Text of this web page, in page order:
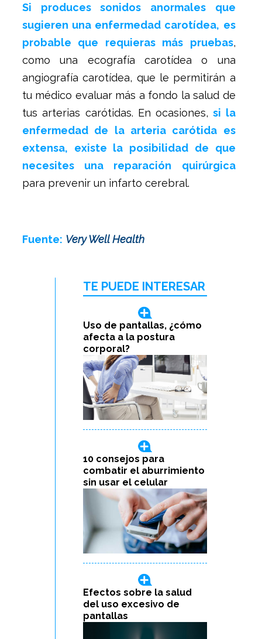
Si produces sonidos anormales que
sugieren una enfermedad carotídea, es
probable que requieras más pruebas,
como una ecografía carotídea o una
angiografía carotídea, que le permitirán a
tu médico evaluar más a fondo la salud de
tus arterias carótidas. En ocasiones,si la
enfermedad de la arteria carótida es
extensa, existe la posibilidad de que
necesites una reparación quirúrgica
para prevenir un infarto cerebral.
Fuente: Very Well Health
TE PUEDE INTERESAR
Uso de pantallas, ¿cómo
afecta a la postura
corporal?
10 consejos para
combatir el aburrimiento
sin usar el celular
Efectos sobre la salud
del uso excesivo de
pantallas